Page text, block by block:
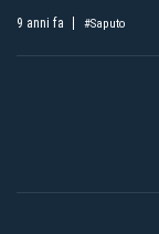
9 anni fa #Saputo